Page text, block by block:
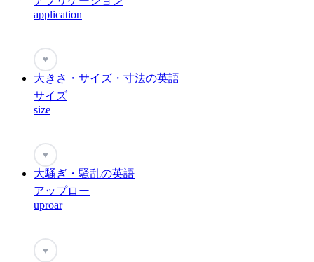
application
♥
大きさ・サイズ・寸法の英語
サイズ
size
♥
大騒ぎ・騒乱の英語
アップロー
uproar
♥